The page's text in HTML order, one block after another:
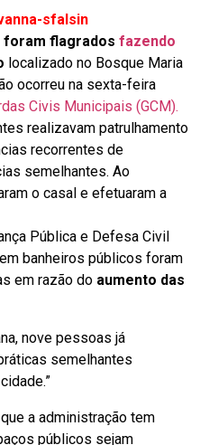
sfalsin
foram flagrados fazendo
localizado no Bosque Maria
ocorreu na sexta-feira
Civis Municipais (GCM).
realizavam patrulhamento
recorrentes de
semelhantes. Ao
o casal e efetuaram a
Pública e Defesa Civil
banheiros públicos foram
em razão do aumento das
nove pessoas já
semelhantes
a administração tem
públicos sejam